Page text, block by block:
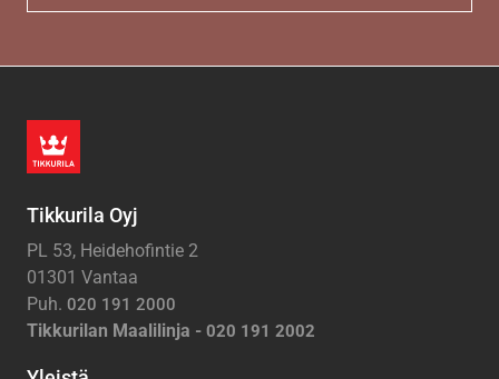
Tikkurila Oyj
PL 53, Heidehofintie 2
01301 Vantaa
Puh. 020 191 2000
Tikkurilan Maalilinja - 020 191 2002